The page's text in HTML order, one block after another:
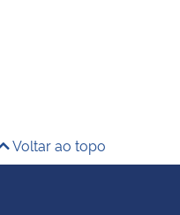
Voltar ao topo